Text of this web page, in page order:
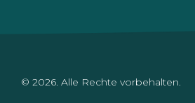
© 2026. Alle Rechte vorbehalten.